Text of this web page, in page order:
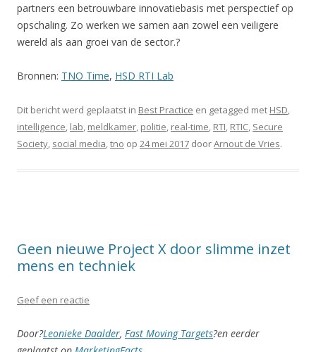
partners een betrouwbare innovatiebasis met perspectief op
opschaling. Zo werken we samen aan zowel een veiligere
wereld als aan groei van de sector.?
Bronnen: TNO Time, HSD RTI Lab
Dit bericht werd geplaatst in Best Practice en getagged met HSD,
intelligence, lab, meldkamer, politie, real-time, RTI, RTIC, Secure
Society, social media,tno op 24 mei 2017 doorArnout de Vries.
Geen nieuwe Project X door slimme inzet
mens en techniek
Geef een reactie
Door?Leonieke Daalder, Fast Moving Targets?en eerder